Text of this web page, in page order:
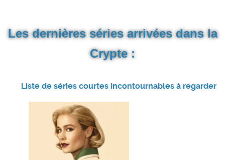
Les dernières séries arrivées dans la
Crypte :
Liste de séries courtes incontournables à regarder